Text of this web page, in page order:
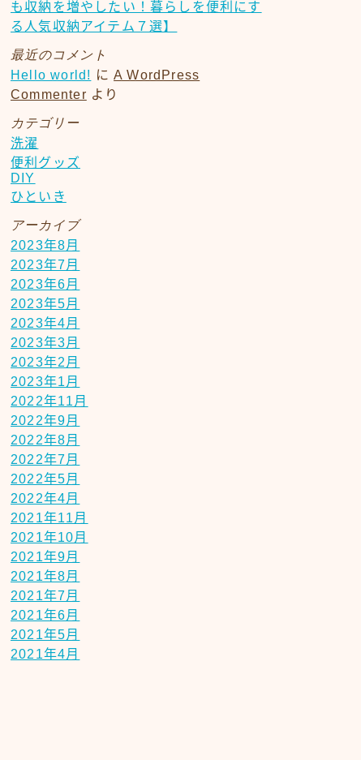
も収納を増やしたい！暮らしを便利にす
る人気収納アイテム７選】
最近のコメント
Hello world! にA WordPress
Commenter より
カテゴリー
洗濯
便利グッズ
DIY
ひといき
アーカイブ
2023年8月
2023年7月
2023年6月
2023年5月
2023年4月
2023年3月
2023年2月
2023年1月
2022年11月
2022年9月
2022年8月
2022年7月
2022年5月
2022年4月
2021年11月
2021年10月
2021年9月
2021年8月
2021年7月
2021年6月
2021年5月
2021年4月